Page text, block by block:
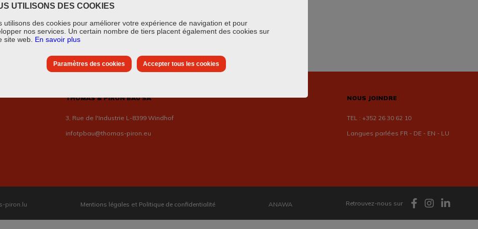
Duché de Luxembourg
THOMAS & PIRON BAU SA
3, Rue de l'Industrie L-8399 Windhof
infotpbau@thomas-piron.eu
NOUS JOINDRE
TEL : +352 26 30 62 10
Langues parlées FR - DE - EN - LU
piron.lu Mentions légales et Politique de confidentialité ANAWA Retrouvez-nous sur
UTILISONS DES COOKIES
utilisons des cookies pour améliorer votre expérience de navigation et pour
nos services. Un certain nombre de tiers placent également des cookies sur
site web. En savoir plus
Paramètres des cookies Accepter tous les cookies